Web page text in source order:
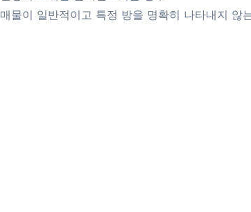
매물이 일반적이고 특정 방을 명확히 나타내지 않